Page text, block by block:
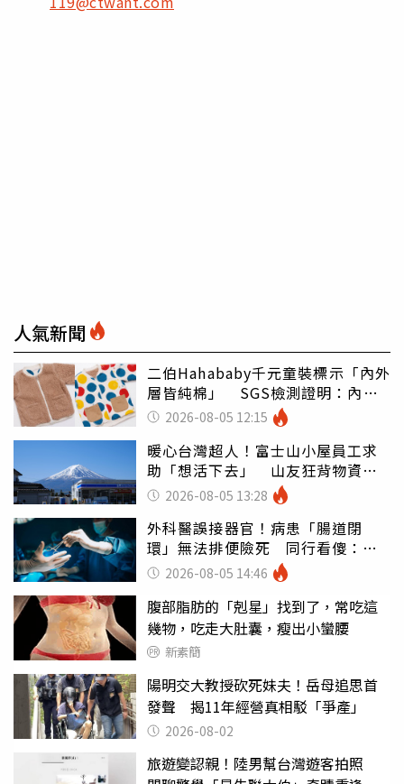
人氣新聞
二伯Hahababy千元童裝標示「內外
層皆純棉」 SGS檢測證明：內裡
100%聚酯纖維
2026-08-05 12:15
暖心台灣超人！富士山小屋員工求
助「想活下去」 山友狂背物資上
山：台灣真的是寶島
2026-08-05 13:28
外科醫誤接器官！病患「腸道閉
環」無法排便險死 同行看傻：糟
糕至極
2026-08-05 14:46
腹部脂肪的「剋星」找到了，常吃這
幾物，吃走大肚囊，瘦出小蠻腰
新素簡
陽明交大教授砍死妹夫！岳母追思首
發聲 揭11年經營真相駁「爭產」
2026-08-02
旅遊變認親！陸男幫台灣遊客拍照